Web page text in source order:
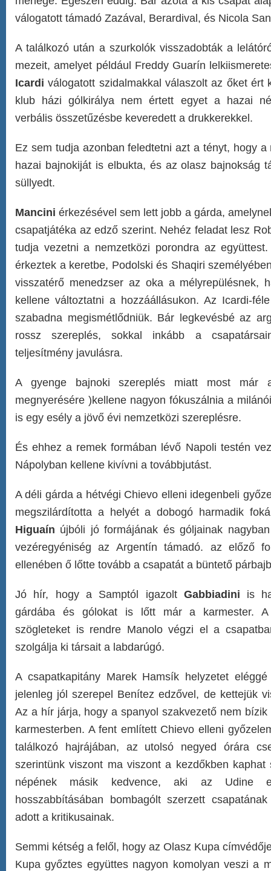
válogatott támadó Zazával, Berardival, és Nicola
A találkozó után a szurkolók visszadobták a
mezeit, amelyet például Freddy Guarín
Icardi válogatott szidalmakkal válaszolt az őket ért
klub házi gólkirálya nem értett egyet a hazai
verbális összetűzésbe keveredett a drukkerekkel.
Ez sem tudja azonban feledtetni azt a tényt, hogy a
hazai bajnokiját is elbukta, és az olasz bajnokság
süllyedt.
Mancini érkezésével sem lett jobb a gárda,
csapatjátéka az edző szerint. Nehéz feladat lesz
tudja vezetni a nemzetközi porondra az
érkeztek a keretbe, Podolski és Shaqiri
visszatérő menedzser az oka a mélyrepülésnek,
kellene változtatni a hozzáállásukon. Az Icardi-
szabadna megismétlődniük. Bár legkevésbé az
rossz szereplés, sokkal inkább a
teljesítmény javulásra.
A gyenge bajnoki szereplés miatt most már
megnyerésére )kellene nagyon fókuszálnia a
is egy esély a jövő évi nemzetközi szereplésre.
És ehhez a remek formában lévő Napoli testén
Nápolyban kellene kivívni a továbbjutást.
A déli gárda a hétvégi Chievo elleni idegenbeli
megszilárdította a helyét a dobogó harmadik
Higuaín újbóli jó formájának és góljainak
vezéregyéniség az Argentín támadó. az előző
ellenében ő lőtte tovább a csapatát a büntető
Jó hír, hogy a Samptól igazoltGabbiadini is
gárdába és gólokat is lőtt már a karmester.
szögleteket is rendre Manolo végzi el a
szolgálja ki társait a labdarúgó.
A csapatkapitány Marek Hamsík helyzetet
jelenleg jól szerepel Benítez edzővel, de kettejük
Az a hír járja, hogy a spanyol szakvezető nem bízik
karmesterben. A fent említett Chievo elleni
találkozó hajrájában, az utolsó negyed órára
szerintünk viszont ma viszont a kezdőkben
népének másik kedvence, aki az Udine
hosszabbításában bombagólt szerzett
adott a kritikusainak.
Semmi kétség a felől, hogy az Olasz Kupa
Kupa győztes együttes nagyon komolyan veszi a